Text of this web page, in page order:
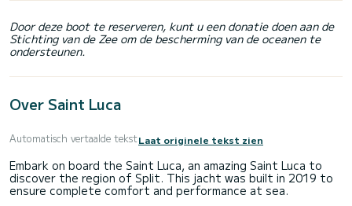
Door deze boot te reserveren, kunt u een donatie doen aan de
Stichting van de Zee om de bescherming van de oceanen te
ondersteunen.
Over Saint Luca
Automatisch vertaalde tekstLaat originele tekst zien
Embark on board the Saint Luca, an amazing Saint Luca to
discover the region of Split. This jacht was built in 2019 to
ensure complete comfort and performance at sea.